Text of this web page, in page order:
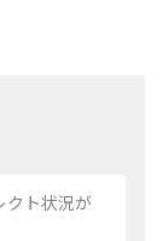
クト状況が